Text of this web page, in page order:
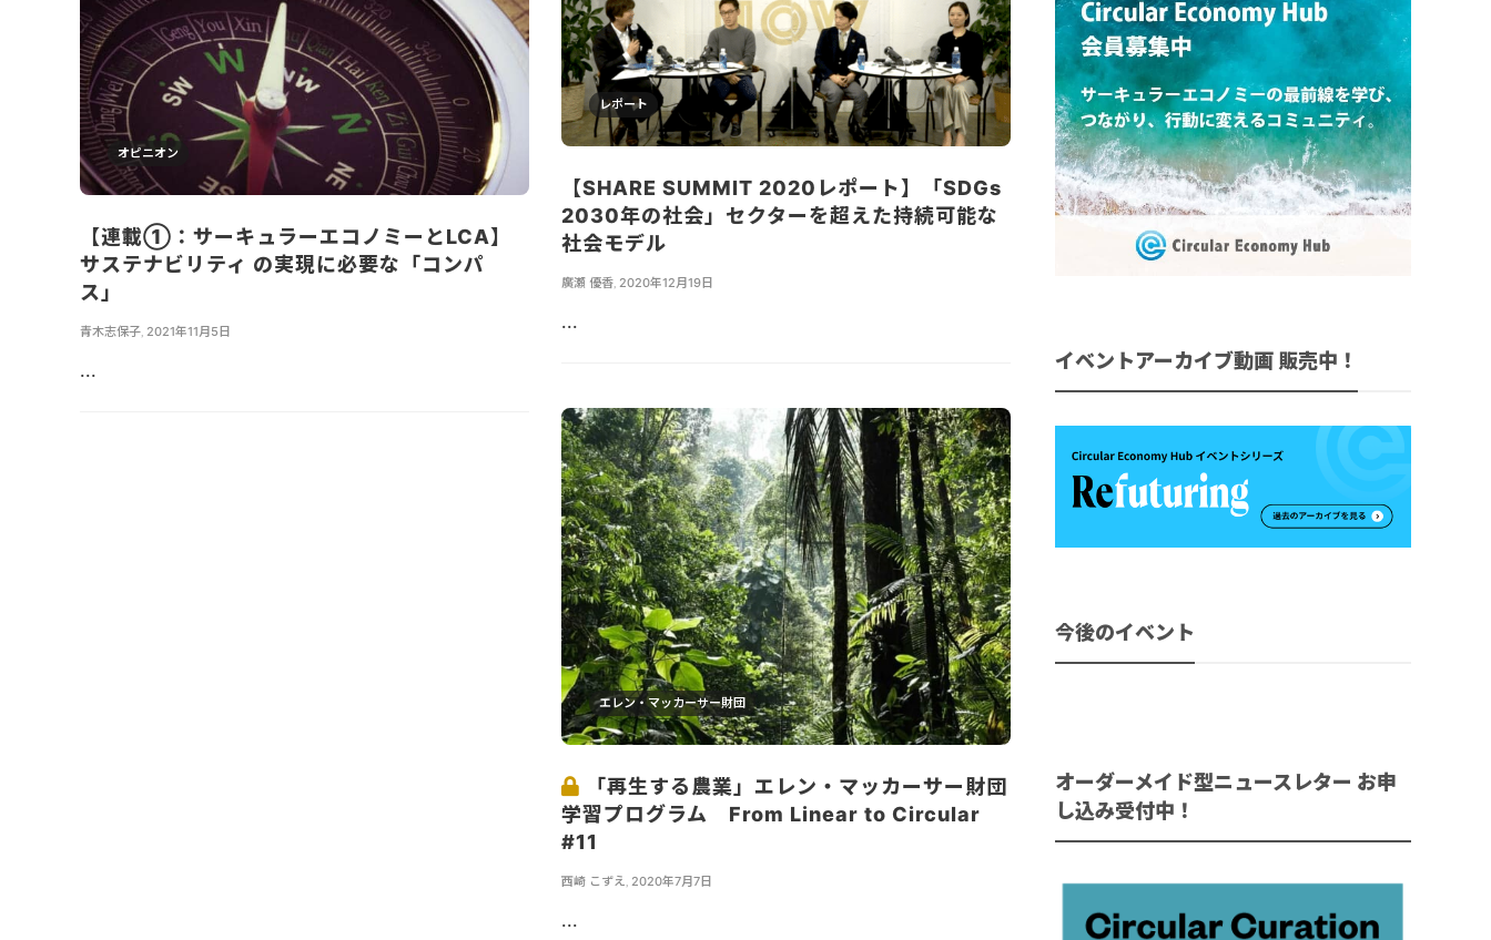
オピニオン
【連載①：サーキュラーエコノミーとLCA】
サステナビリティ の実現に必要な「コンパ
ス」
青木志保子 2021年11月5日
...
レポート
【SHARE SUMMIT 2020レポート】「SDGs
2030年の社会」セクターを超えた持続可能な
社会モデル
廣瀬 優香, 2020年12月19日
...
エレン・マッカーサー財団
「再生する農業」エレン・マッカーサー財団
学習プログラム From Linear to Circular
#11
西崎 こずえ, 2020年7月7日
...
イベントアーカイブ動画 販売中！
今後のイベント
オーダーメイド型ニュースレター お申
し込み受付中！